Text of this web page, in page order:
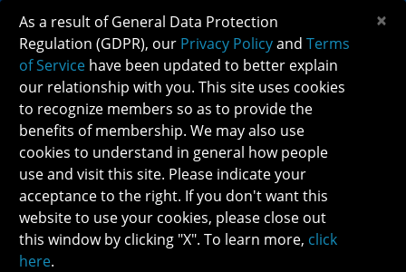
PÉRDIDA VISUAL TRANSITORIA
Descargar PDF aquí
¿Qué es la pérdida visual transitoria?
As a result of General Data Protection
Regulation (GDPR), our Privacy Policyand Terms
of Service have been updated to better explain
our relationship with you. This site uses cookies
to recognize members so as to provide the
benefits of membership. We may also use
cookies to understand in general how people
use and visit this site. Please indicate your
acceptance to the right. If you don't want this
website to use your cookies, please close out
this window by clicking "X". To learn more, click
here.
×